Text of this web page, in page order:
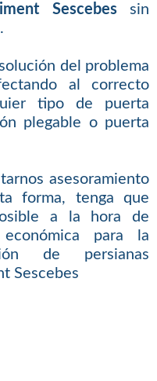
Sescebessin
del problema
al correcto
tipo de puerta
plegable o puerta
asesoramiento
forma, tenga que
a la hora de
para la
de persianas
Sescebes